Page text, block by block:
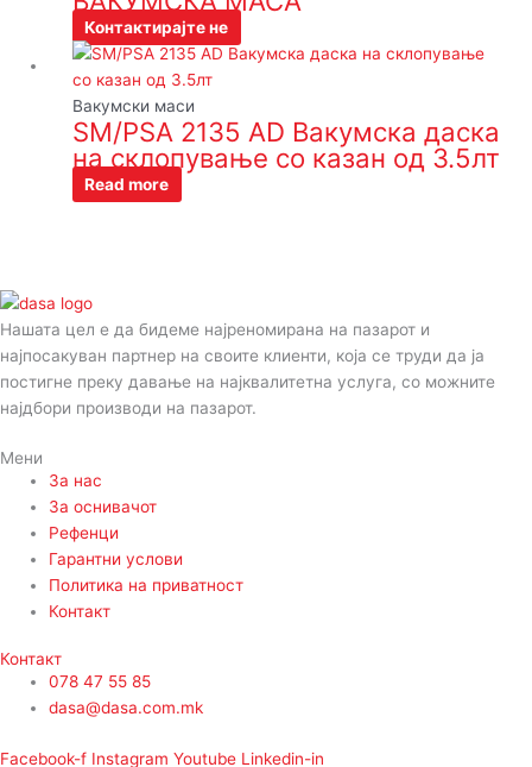
Контактирајте не
Вакумски маси
SM/PSA 2135 AD Вакумска даска
на склопување со казан од 3.5лт
Read more
Нашата цел е да бидеме најреномирана на пазарот и
најпосакуван партнер на своите клиенти, која се труди да ја
постигне преку давање на најквалитетна услуга, со можните
најдбори производи на пазарот.
Мени
За нас
За оснивачот
Рефенци
Гарантни услови
Политика на приватност
Контакт
Контакт
078 47 55 85
dasa@dasa.com.mk
Facebook-f Instagram Youtube Linkedin-in